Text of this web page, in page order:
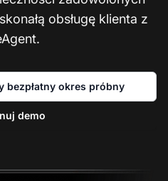
obsługę klienta z
bezpłatny okres próbny
demo